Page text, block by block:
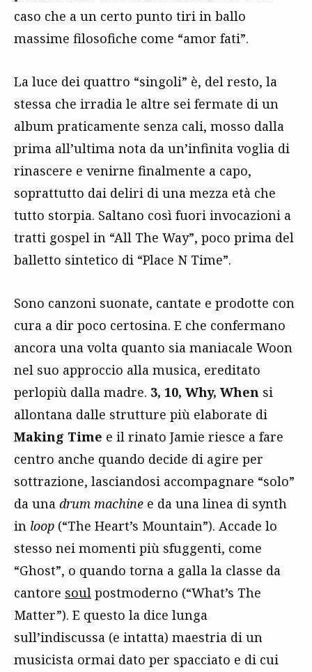
caso che a un certo punto tiri in ballo
massime filosofiche come “amor fati”.
La luce dei quattro “singoli” è, del resto, la
stessa che irradia le altre sei fermate di un
album praticamente senza cali, mosso dalla
prima all’ultima nota da un’infinita voglia di
rinascere e venirne finalmente a capo,
soprattutto dai deliri di una mezza età che
tutto storpia. Saltano così fuori invocazioni a
tratti gospel in “All The Way”, poco prima del
balletto sintetico di “Place N Time”.
Sono canzoni suonate, cantate e prodotte con
cura a dir poco certosina. E che confermano
ancora una volta quanto sia maniacale Woon
nel suo approccio alla musica, ereditato
perlopiù dalla madre. 3, 10, Why, When si
allontana dalle strutture più elaborate di
Making Time e il rinato Jamie riesce a fare
centro anche quando decide di agire per
sottrazione, lasciandosi accompagnare “solo”
da una drum machine e da una linea di synth
in loop (“The Heart’s Mountain”). Accade lo
stesso nei momenti più sfuggenti, come
“Ghost”, o quando torna a galla la classe da
cantore soul postmoderno (“What’s The
Matter”). E questo la dice lunga
sull’indiscussa (e intatta) maestria di un
musicista ormai dato per spacciato e di cui